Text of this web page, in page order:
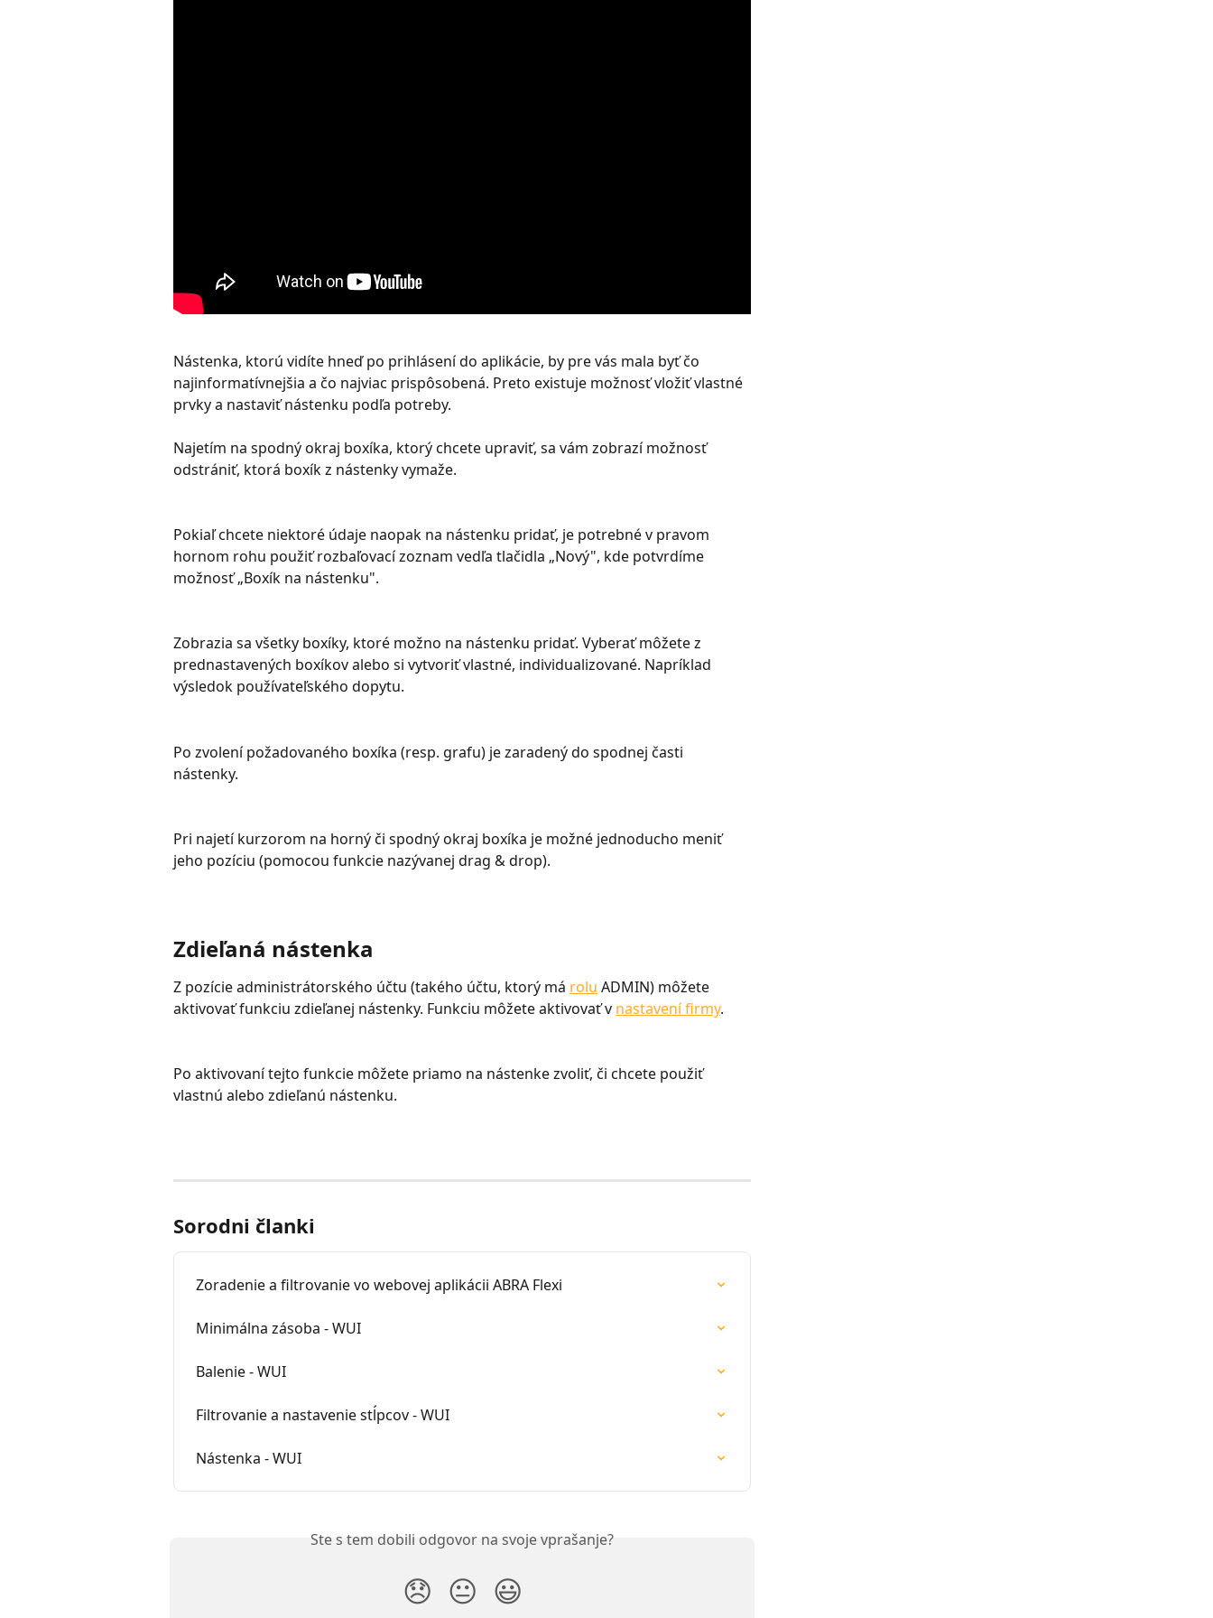
Nástenka, ktorú vidíte hneď po prihlásení do aplikácie, by pre vás mala byť čo
najinformatívnejšia a čo najviac prispôsobená. Preto existuje možnosť vložiť vlastné
prvky a nastaviť nástenku podľa potreby.
Najetím na spodný okraj boxíka, ktorý chcete upraviť, sa vám zobrazí možnosť
odstrániť, ktorá boxík z nástenky vymaže.
Pokiaľ chcete niektoré údaje naopak na nástenku pridať, je potrebné v pravom
hornom rohu použiť rozbaľovací zoznam vedľa tlačidla „Nový", kde potvrdíme
možnosť „Boxík na nástenku".
Zobrazia sa všetky boxíky, ktoré možno na nástenku pridať. Vyberať môžete z
prednastavených boxíkov alebo si vytvoriť vlastné, individualizované. Napríklad
výsledok používateľského dopytu.
Po zvolení požadovaného boxíka (resp. grafu) je zaradený do spodnej časti
nástenky.
Pri najetí kurzorom na horný či spodný okraj boxíka je možné jednoducho meniť
jeho pozíciu (pomocou funkcie nazývanej drag & drop).
Zdieľaná nástenka
Z pozície administrátorského účtu (takého účtu, ktorý má rolu ADMIN) môžete
aktivovať funkciu zdieľanej nástenky. Funkciu môžete aktivovať v nastavení firmy.
Po aktivovaní tejto funkcie môžete priamo na nástenke zvoliť, či chcete použiť
vlastnú alebo zdieľanú nástenku.
Sorodni članki
Zoradenie a filtrovanie vo webovej aplikácii ABRA Flexi
Minimálna zásoba - WUI
Balenie - WUI
Filtrovanie a nastavenie stĺpcov - WUI
Nástenka - WUI
Ste s tem dobili odgovor na svoje vprašanje?
😞 😐 😃